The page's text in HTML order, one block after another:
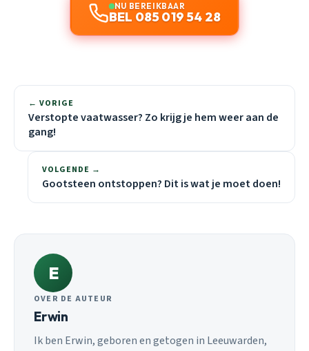
NU BEREIKBAAR
BEL 085 019 54 28
← VORIGE
Verstopte vaatwasser? Zo krijg je hem weer aan de
gang!
VOLGENDE →
Gootsteen ontstoppen? Dit is wat je moet doen!
E
OVER DE AUTEUR
Erwin
Ik ben Erwin, geboren en getogen in Leeuwarden,